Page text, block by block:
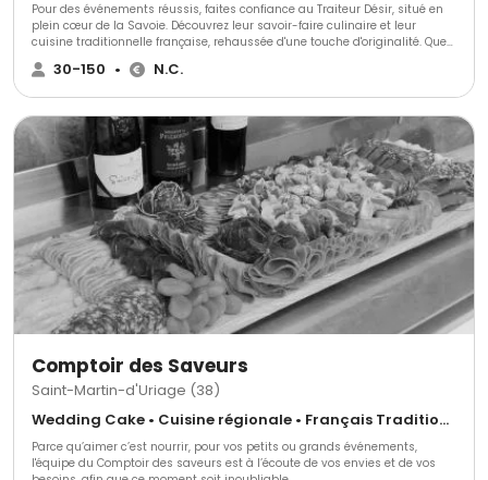
Pour des événements réussis, faites confiance au Traiteur Désir, situé en
plein cœur de la Savoie. Découvrez leur savoir-faire culinaire et leur
cuisine traditionnelle française, rehaussée d'une touche d'originalité. Que
ce soit pour un mariage, un anniversaire ou une réunion professionnelle,
le Traiteur Désir est là pour vous accompagner et vous offrir un moment
plus, le Traiteur Désir est l'adresse incontournable pour tous vos
événements !
30-150 • N.C.
Comptoir des Saveurs
Saint-Martin-d'Uriage (38)
Wedding Cake • Cuisine régionale • Français Traditionnel
Parce qu’aimer c’est nourrir, pour vos petits ou grands événements,
l'équipe du Comptoir des saveurs est à l’écoute de vos envies et de vos